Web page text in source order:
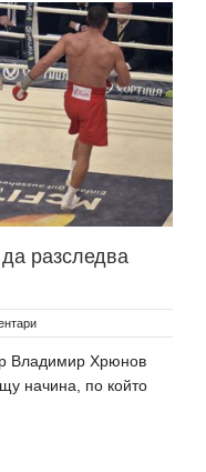
разследва
Владимир Хрюнов
начина, по който